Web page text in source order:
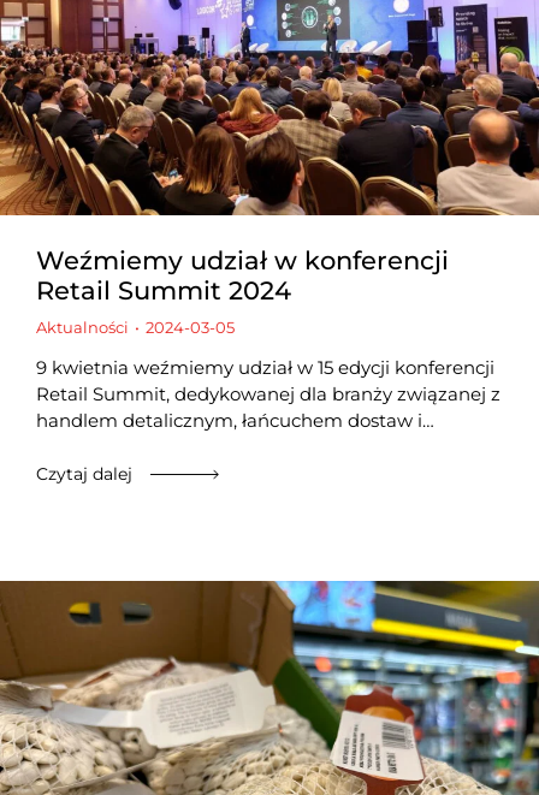
Weźmiemy udział w konferencji
Retail Summit 2024
Aktualności 2024-03-05
9 kwietnia weźmiemy udział w 15 edycji konferencji
Retail Summit, dedykowanej dla branży związanej z
handlem detalicznym, łańcuchem dostaw i…
Czytaj dalej